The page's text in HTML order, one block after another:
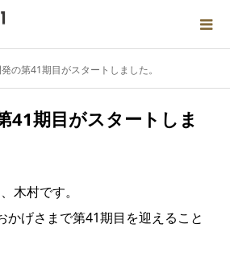
の第41期目がスタートしました。
41期目がスタートしま
木村です。
かげさまで第41期目を迎えること